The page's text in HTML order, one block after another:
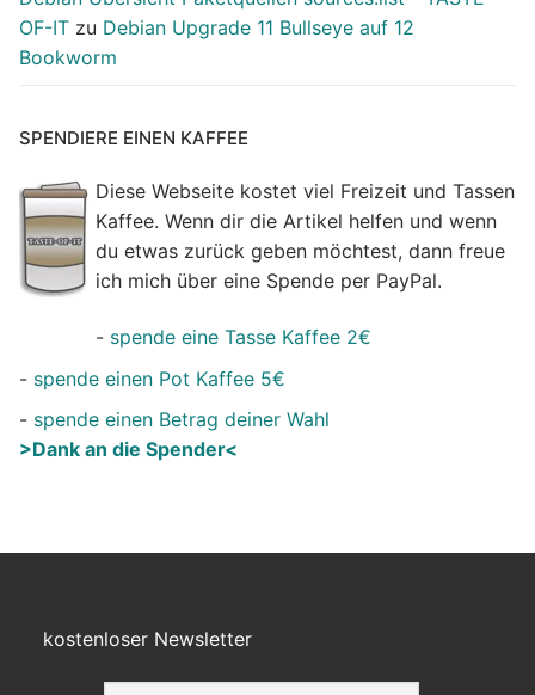
OF-IT zu Debian Upgrade 11 Bullseye auf 12
Bookworm
SPENDIERE EINEN KAFFEE
Diese Webseite kostet viel Freizeit und Tassen
Kaffee. Wenn dir die Artikel helfen und wenn
du etwas zurück geben möchtest, dann freue
ich mich über eine Spende per PayPal.
- spende eine Tasse Kaffee 2€
- spende einen Pot Kaffee 5€
- spende einen Betrag deiner Wahl
>Dank an die Spender<
kostenloser Newsletter